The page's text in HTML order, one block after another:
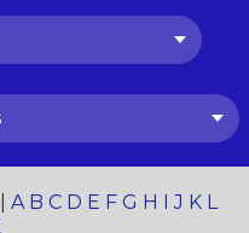
A B C D E F G H I J K L